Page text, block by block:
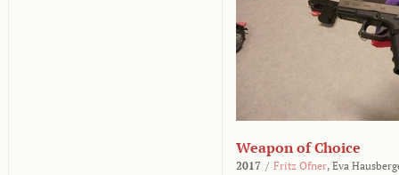
Weapon of Choice
2017 / Fritz Ofner, Eva